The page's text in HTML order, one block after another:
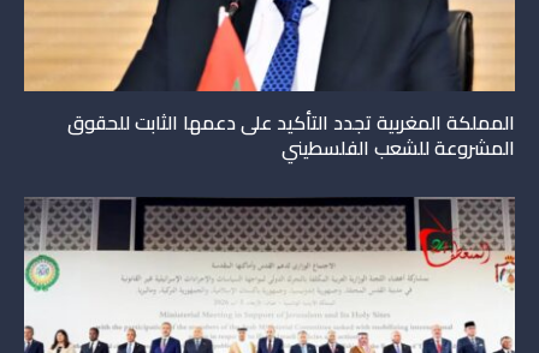
المملكة المغربية تجدد التأكيد على دعمها الثابت للحقوق
المشروعة للشعب الفلسطيني